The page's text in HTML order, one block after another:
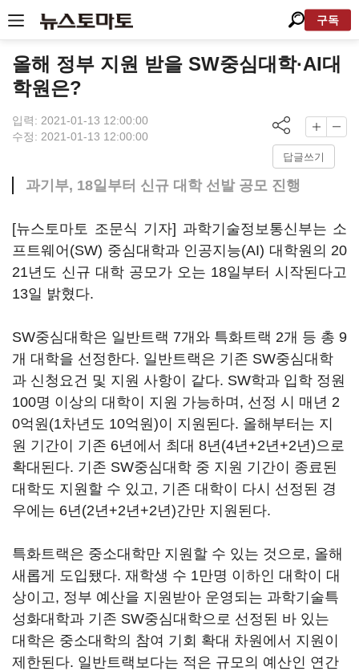
구독
올해 정부 지원 받을 SW중심대학·AI대
학원은?
입력: 2021-01-13 12:00:00
수정: 2021-01-13 12:00:00
답글쓰기
과기부, 18일부터 신규 대학 선발 공모 진행
[뉴스토마토 조문식 기자] 과학기술정보통신부는 소
프트웨어(SW) 중심대학과 인공지능(AI) 대학원의 20
21년도 신규 대학 공모가 오는 18일부터 시작된다고
13일 밝혔다.
SW중심대학은 일반트랙 7개와 특화트랙 2개 등 총 9
개 대학을 선정한다. 일반트랙은 기존 SW중심대학
과 신청요건 및 지원 사항이 같다. SW학과 입학 정원
100명 이상의 대학이 지원 가능하며, 선정 시 매년 2
0억원(1차년도 10억원)이 지원된다. 올해부터는 지
원 기간이 기존 6년에서 최대 8년(4년+2년+2년)으로
확대된다. 기존 SW중심대학 중 지원 기간이 종료된
대학도 지원할 수 있고, 기존 대학이 다시 선정된 경
우에는 6년(2년+2년+2년)간만 지원된다.
특화트랙은 중소대학만 지원할 수 있는 것으로, 올해
새롭게 도입됐다. 재학생 수 1만명 이하인 대학이 대
상이고, 정부 예산을 지원받아 운영되는 과학기술특
성화대학과 기존 SW중심대학으로 선정된 바 있는
대학은 중소대학의 참여 기회 확대 차원에서 지원이
제한된다. 일반트랙보다는 적은 규모의 예산인 연간